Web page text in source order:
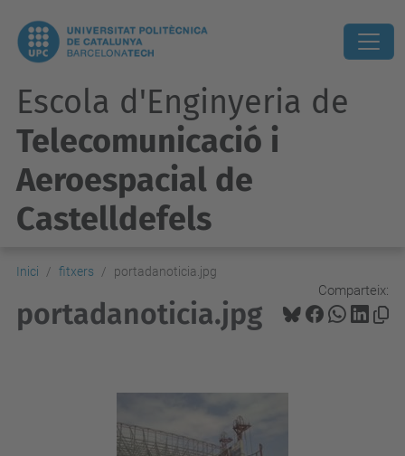
Escola d'Enginyeria de
Telecomunicació i
Aeroespacial de
Castelldefels
Inici fitxers portadanoticia.jpg
Comparteix:
portadanoticia.jpg